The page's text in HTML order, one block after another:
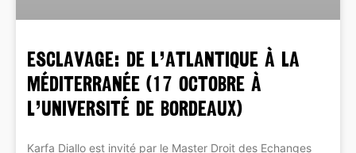
ESCLAVAGE: de l’Atlantique à la
Méditerranée (17 octobre à
l’Université de Bordeaux)
Karfa Diallo est invité par le Master Droit des Echanges